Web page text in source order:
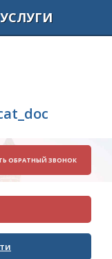
ОБРАТНЫЙ ЗВОНОК
УСЛУГИ